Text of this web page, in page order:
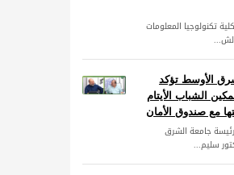
تكنولوجيا المعلومات
الأوسط تؤكد
الشباب الأيتام
مع صندوق الأمان
جامعة الشرق
سليم...